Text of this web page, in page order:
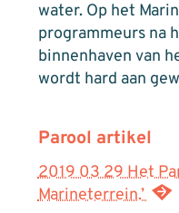
water. Op het
programmeurs na
binnenhaven van
wordt hard aan
Parool artikel
2019 03 29 Het
Marineterrein.’